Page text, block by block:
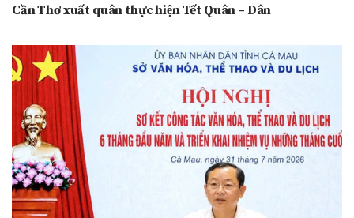
Cần Thơ xuất quân thực hiện Tết Quân – Dân